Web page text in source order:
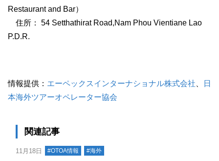
Restaurant and Bar）
住所： 54 Setthathirat Road,Nam Phou Vientiane Lao
P.D.R.
情報提供： エーペックスインターナショナル株式会社
日
本海外ツアーオペレーター協会
関連記事
11月18日 #OTOA情報 #海外